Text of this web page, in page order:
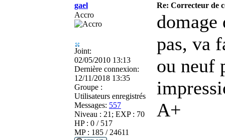
gael
Re: Correcteur de
Accro
Joint:
02/05/2010 13:13
Dernière connexion:
12/11/2018 13:35
Groupe :
Utilisateurs enregistrés
Messages: 557
Niveau : 21; EXP : 70
HP : 0 / 517
MP : 185 / 24611
domage
pas, va
ou neuf
A+